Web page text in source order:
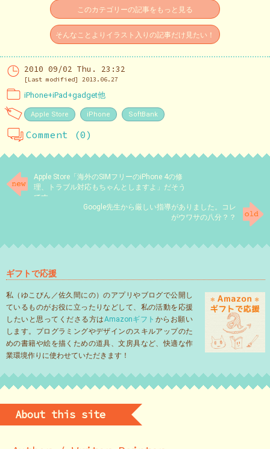
このカテゴリーの記事をもっと見る
そんなことよりイラスト入りの記事だけ見たい！
2010 09/02 Thu. 23:32
[Last modified] 2013.06.27
iPhone+iPad+gadget他
Apple Store iPhone SoftBank
Comment (0)
Apple Store「海外のSIMフリーのiPhone 4の修
理、トラブル対応もちゃんとしますよ」だそう
です
Google先生から厳しい指導がありました。コレ
がウワサの八分？？
ギフトで応援
私（ゆこびん／佐久間にの）のアプリやブログで公開し
ているものがお役に立ったりなどして、私の活動を応援
したいと思ってくださる方はAmazonギフト からお願い
します。プログラミングやデザインのスキルアップのた
めの書籍や絵を描くための道具、文房具など、快適な作
業環境作りに使わせていただきます！
About this site